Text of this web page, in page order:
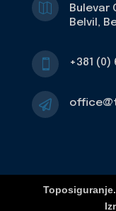

Bulevar
Belvil,
 +381 (0)
